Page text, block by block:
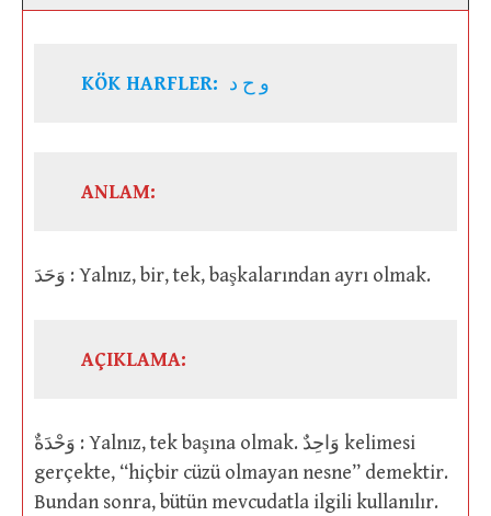
KÖK HARFLER: و ح د
ANLAM:
وَحَدَ : Yalnız, bir, tek, başkalarından ayrı olmak.
AÇIKLAMA:
وَحْدَةٌ : Yalnız, tek başına olmak. وَاحِدٌ kelimesi
gerçekte, “hiçbir cüzü olmayan nesne” demektir.
Bundan sonra, bütün mevcudatla ilgili kullanılır.